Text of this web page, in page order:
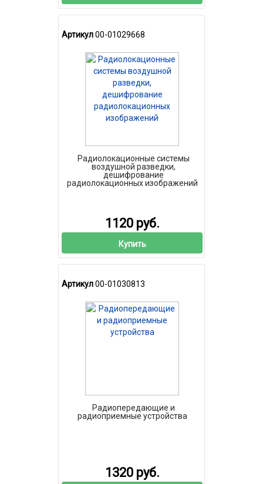
Артикул00-01029668
Радиолокационные системы
воздушной разведки,
дешифрование
радиолокационных изображений
1120 руб.
Купить
Артикул00-01030813
Радиопередающие и
радиоприемные устройства
1320 руб.